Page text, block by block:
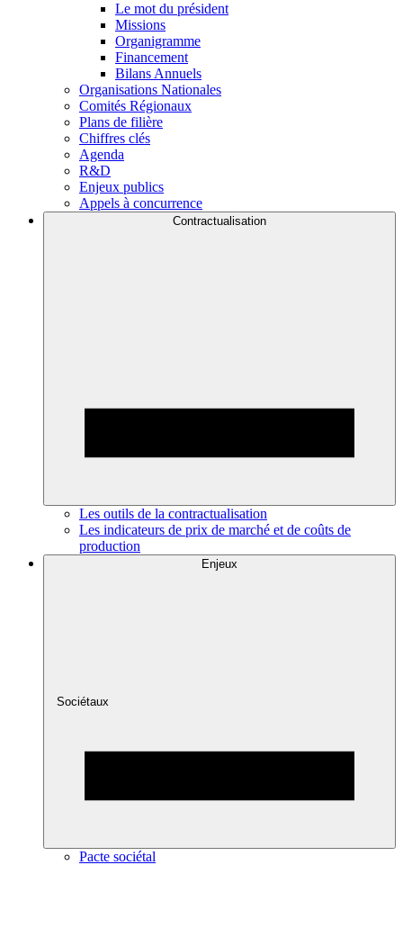
Le mot du président
Missions
Organigramme
Financement
Bilans Annuels
Organisations Nationales
Comités Régionaux
Plans de filière
Chiffres clés
Agenda
R&D
Enjeux publics
Appels à concurrence
Contractualisation
Les outils de la contractualisation
Les indicateurs de prix de marché et de coûts de
production
Enjeux
Sociétaux
Pacte sociétal